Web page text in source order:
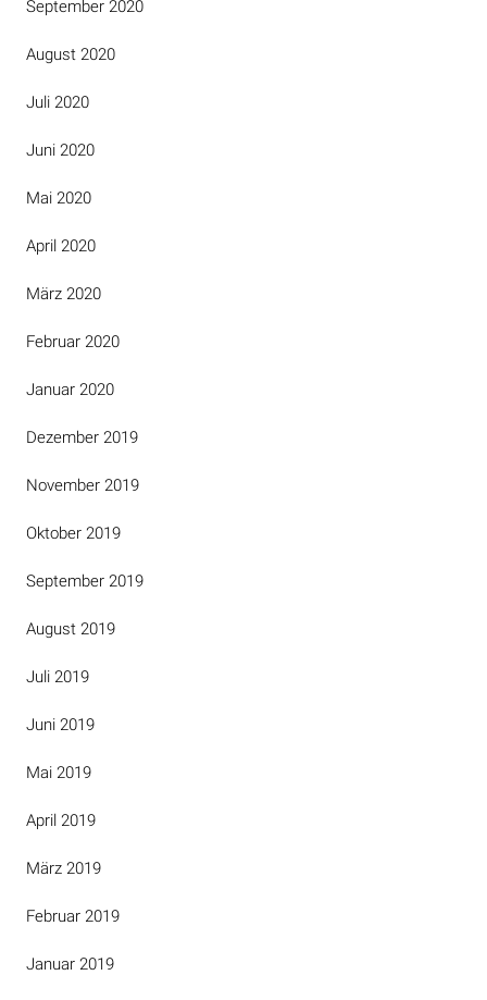
September 2020
August 2020
Juli 2020
Juni 2020
Mai 2020
April 2020
März 2020
Februar 2020
Januar 2020
Dezember 2019
November 2019
Oktober 2019
September 2019
August 2019
Juli 2019
Juni 2019
Mai 2019
April 2019
März 2019
Februar 2019
Januar 2019